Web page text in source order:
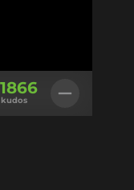
1866
kudos